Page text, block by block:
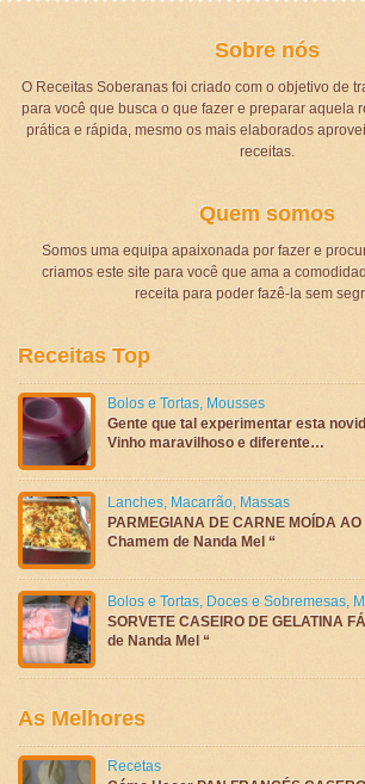
Sobre nós
O Receitas Soberanas foi criado com o objetivo de
para você que busca o que fazer e preparar aquela
prática e rápida, mesmo os mais elaborados
receitas.
Quem somos
Somos uma equipa apaixonada por fazer e
criamos este site para você que ama a
receita para poder fazê-la sem
Receitas Top
Bolos e Tortas, Mousses
Gente que tal experimentar esta
Vinho maravilhoso e diferente…
Lanches, Macarrão, Massas
PARMEGIANA DE CARNE MOÍDA AO
Chamem de Nanda Mel “
Bolos e Tortas, Doces e Sobremesas,
SORVETE CASEIRO DE GELATINA
de Nanda Mel “
As Melhores
Recetas